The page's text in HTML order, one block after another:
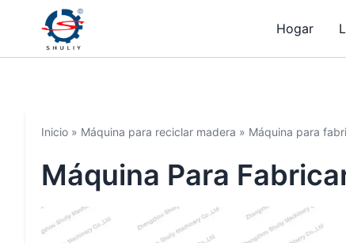
Hogar
Inicio » Máquina para reciclar madera » Máquina para
Máquina Para